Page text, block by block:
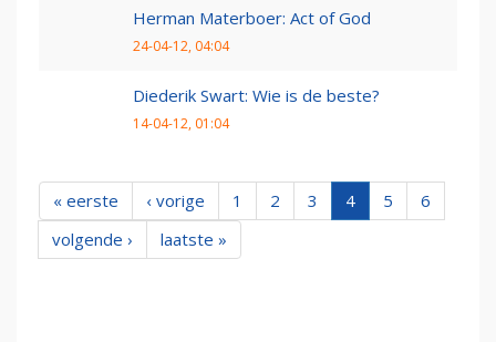
Herman Materboer: Act of God
24-04-12, 04:04
Diederik Swart: Wie is de beste?
14-04-12, 01:04
« eerste ‹ vorige 1 2 3 4 5
6
volgende ›
laatste »